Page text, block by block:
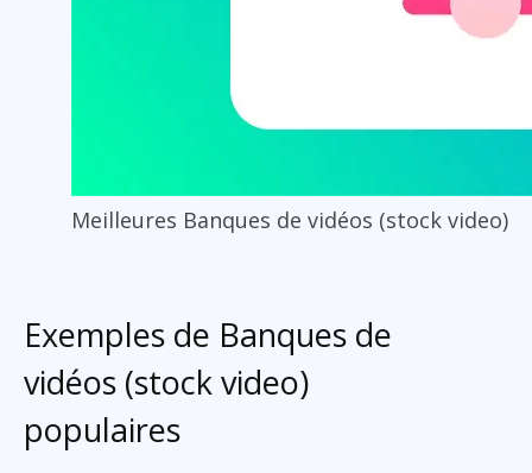
Meilleures Banques de vidéos (stock video)
Exemples de Banques de
vidéos (stock video)
populaires